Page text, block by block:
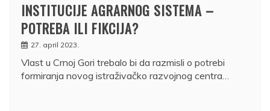
INSTITUCIJE AGRARNOG SISTEMA –
POTREBA ILI FIKCIJA?
27. april 2023.
Vlast u Crnoj Gori trebalo bi da razmisli o potrebi
formiranja novog istraživačko razvojnog centra…